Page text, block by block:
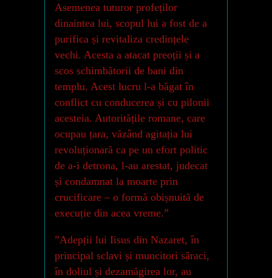
Asemenea tuturor profeților
dinaintea lui, scopul lui a fost de a
purifica și revitaliza credințele
vechi. Acesta a atacat preoții și a
scos schimbătorii de bani din
templu. Acest lucru l-a băgat în
conflict cu conducerea și cu pilonii
acesteia. Autoritățile romane, care
ocupau țara, văzând agitația lui
revoluționară ca pe un efort politic
de a-i detrona, l-au arestat, judecat
și condamnat la moarte prin
crucificare – o formă obișnuită de
execuție din acea vreme.”
”Adepții lui Iisus din Nazaret, în
principal sclavi și muncitori săraci,
în doliul și dezamăgirea lor, au